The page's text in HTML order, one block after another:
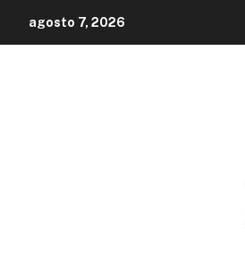
agosto 7, 2026